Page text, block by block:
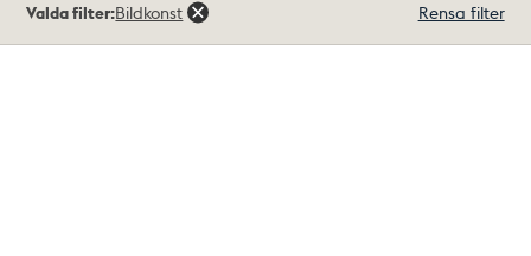
träffar
Valda filter:Bildkonst Rensa filter